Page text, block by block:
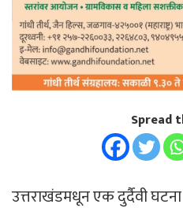
Spread
उत्तराखंडमधून एक दुर्दैवी